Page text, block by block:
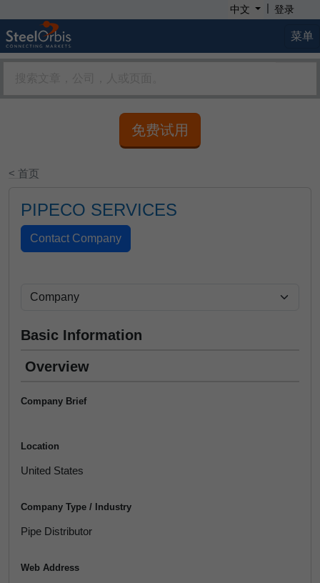
中文 | 登录
菜单
免费试用
< 首页
PIPECO SERVICES
Basic Information
Overview
Company Brief
Location
United States
Company Type / Industry
Pipe Distributor
Web Address